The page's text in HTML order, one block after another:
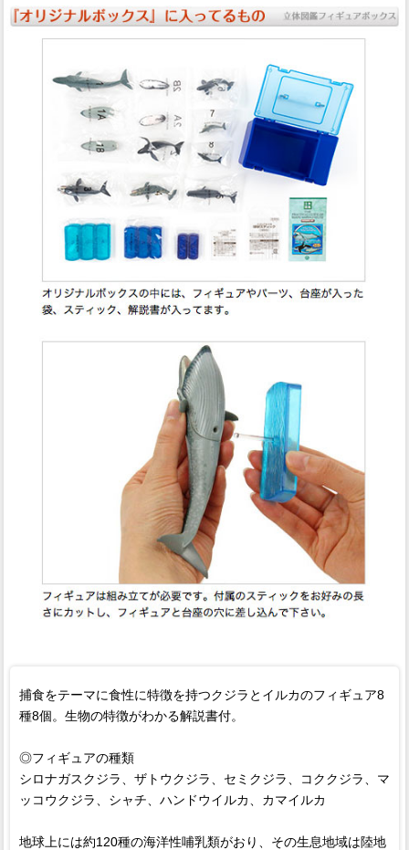
捕食をテーマに食性に特徴を持つクジラとイルカのフィギュア8
種8個。生物の特徴がわかる解説書付。
◎フィギュアの種類
シロナガスクジラ、ザトウクジラ、セミクジラ、コククジラ、マ
ッコウクジラ、シャチ、ハンドウイルカ、カマイルカ
地球上には約120種の海洋性哺乳類がおり、その生息地域は陸地